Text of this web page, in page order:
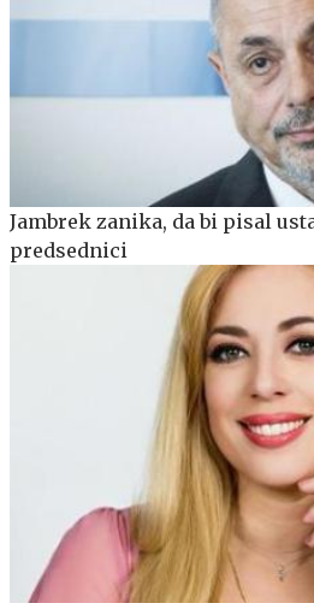
Jambrek zanika, da bi pisal
predsednici